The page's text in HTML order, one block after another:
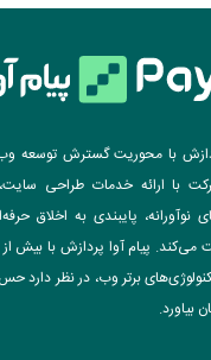
با محوریت گسترش توسعه
با ارائه خدمات طراحی سایت،
نوآورانه، پایبندی به
برتر وب، در نظر دارد
بیاورد.